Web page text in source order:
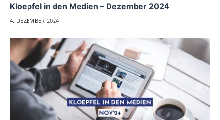
Kloepfel in den Medien – Dezember 2024
4. DEZEMBER 2024